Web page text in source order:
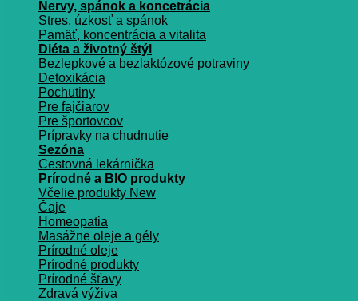
Nervy, spánok a koncetrácia
Stres, úzkosť a spánok
Pamäť, koncentrácia a vitalita
Diéta a životný štýl
Bezlepkové a bezlaktózové potraviny
Detoxikácia
Pochutiny
Pre fajčiarov
Pre športovcov
Prípravky na chudnutie
Sezóna
Cestovná lekárnička
Prírodné a BIO produkty
Včelie produkty
Čaje
Homeopatia
Masážne oleje a gély
Prírodné oleje
Prírodné produkty
Prírodné šťavy
Zdravá výživa